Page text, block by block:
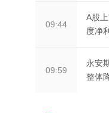
09:44
A股
度净
09:59
永安
整体